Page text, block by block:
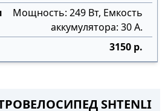
Мощность: 249 Вт, Емкость
аккумулятора: 30 А.
3150 р.
SHTENLI